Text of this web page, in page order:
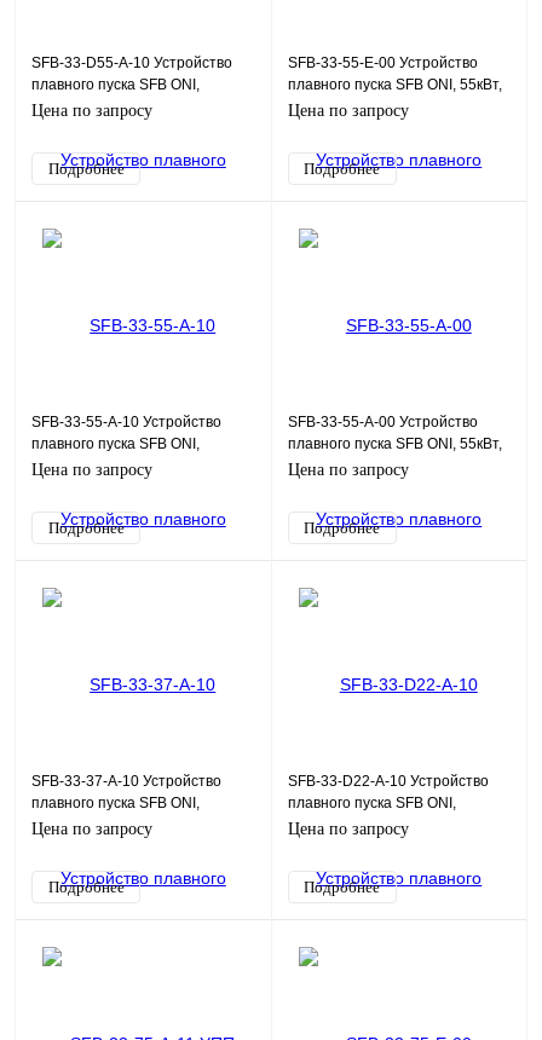
SFB-33-D55-A-10 Устройство
плавного пуска SFB ONI,
Modbus, 5,5кВт, 380В, 110-
Цена по запросу
Подробнее
SFB-33-55-E-00 Устройство
плавного пуска SFB ONI, 55кВт,
380В, 24Uупр
Цена по запросу
Подробнее
SFB-33-55-A-10 Устройство
плавного пуска SFB ONI,
Modbus, 55кВт, 380В, 110-
Цена по запросу
Подробнее
SFB-33-55-A-00 Устройство
плавного пуска SFB ONI, 55кВт,
380В, 110-220Uупр
Цена по запросу
Подробнее
SFB-33-37-A-10 Устройство
плавного пуска SFB ONI,
Modbus, 37кВт, 380В, 110-
Цена по запросу
Подробнее
SFB-33-D22-A-10 Устройство
плавного пуска SFB ONI,
Modbus, 2,2кВт, 380В, 110-
Цена по запросу
Подробнее